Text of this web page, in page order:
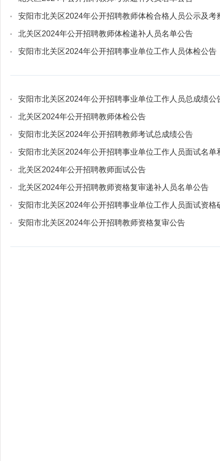
安阳市北关区2024年公开招聘教师体检合格人员公示及考
北关区2024年公开招聘教师体检递补人员名单公告
安阳市北关区2024年公开招聘事业单位工作人员体检公告
安阳市北关区2024年公开招聘事业单位工作人员总成绩公
北关区2024年公开招聘教师体检公告
安阳市北关区2024年公开招聘教师考试总成绩公告
安阳市北关区2024年公开招聘事业单位工作人员面试名单
北关区2024年公开招聘教师面试公告
北关区2024年公开招聘教师资格复审递补人员名单公告
安阳市北关区2024年公开招聘事业单位工作人员面试资格
安阳市北关区2024年公开招聘教师资格复审公告